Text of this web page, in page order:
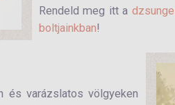
Rendeld meg itt a
boltjainkban!
és varázslatos völgyeken